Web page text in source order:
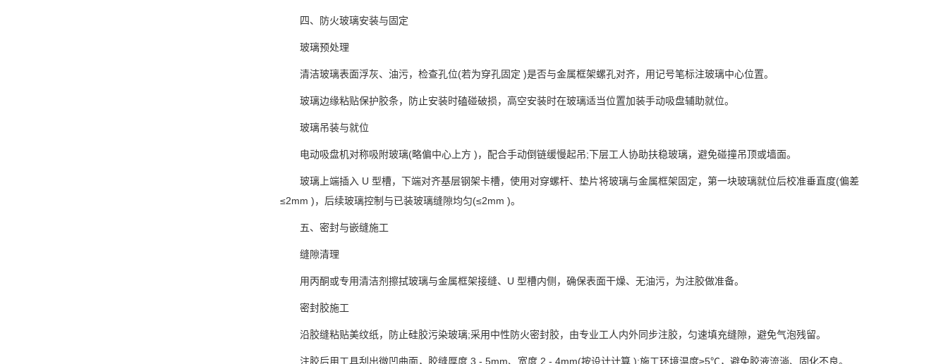
四、防火玻璃安装与固定
玻璃预处理
清洁玻璃表面浮灰、油污，检查孔位(若为穿孔固定 )是否与金属框架螺孔对齐，用记号笔标注玻璃中心位置。
玻璃边缘粘贴保护胶条，防止安装时磕碰破损，高空安装时在玻璃适当位置加装手动吸盘辅助就位。
玻璃吊装与就位
电动吸盘机对称吸附玻璃(略偏中心上方 )，配合手动倒链缓慢起吊;下层工人协助扶稳玻璃，避免碰撞吊顶或墙面。
玻璃上端插入 U 型槽，下端对齐基层钢架卡槽，使用对穿螺杆、垫片将玻璃与金属框架固定，第一块玻璃就位后校准垂直度(偏差
≤2mm )，后续玻璃控制与已装玻璃缝隙均匀(≤2mm )。
五、密封与嵌缝施工
缝隙清理
用丙酮或专用清洁剂擦拭玻璃与金属框架接缝、U 型槽内侧，确保表面干燥、无油污，为注胶做准备。
密封胶施工
沿胶缝粘贴美纹纸，防止硅胶污染玻璃;采用中性防火密封胶，由专业工人内外同步注胶，匀速填充缝隙，避免气泡残留。
注胶后用工具刮出微凹曲面，胶缝厚度 3 - 5mm、宽度 2 - 4mm(按设计计算 );施工环境温度≥5℃，避免胶液流淌、固化不良。